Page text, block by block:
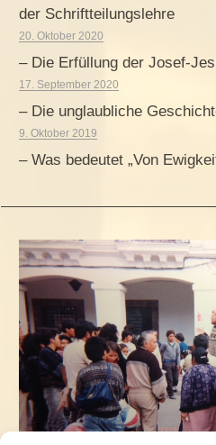
der Schriftteilungslehre
20. Oktober 2020
– Die Erfüllung der Josef-
17. September 2020
– Die unglaubliche
9. Oktober 2019
– Was bedeutet „Von